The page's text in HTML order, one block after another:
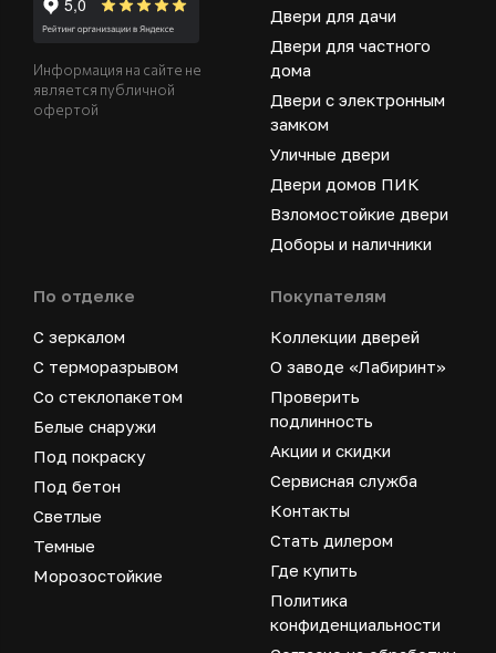
Информация на сайте не
является публичной
офертой
Двери для дачи
Двери для частного
дома
Двери с электронным
замком
Уличные двери
Двери домов ПИК
Взломостойкие двери
Доборы и наличники
По отделке
С зеркалом
С терморазрывом
Со стеклопакетом
Белые снаружи
Под покраску
Под бетон
Светлые
Темные
Морозостойкие
Покупателям
Коллекции дверей
О заводе «Лабиринт»
Проверить
подлинность
Акции и скидки
Сервисная служба
Контакты
Стать дилером
Где купить
Политика
конфиденциальности